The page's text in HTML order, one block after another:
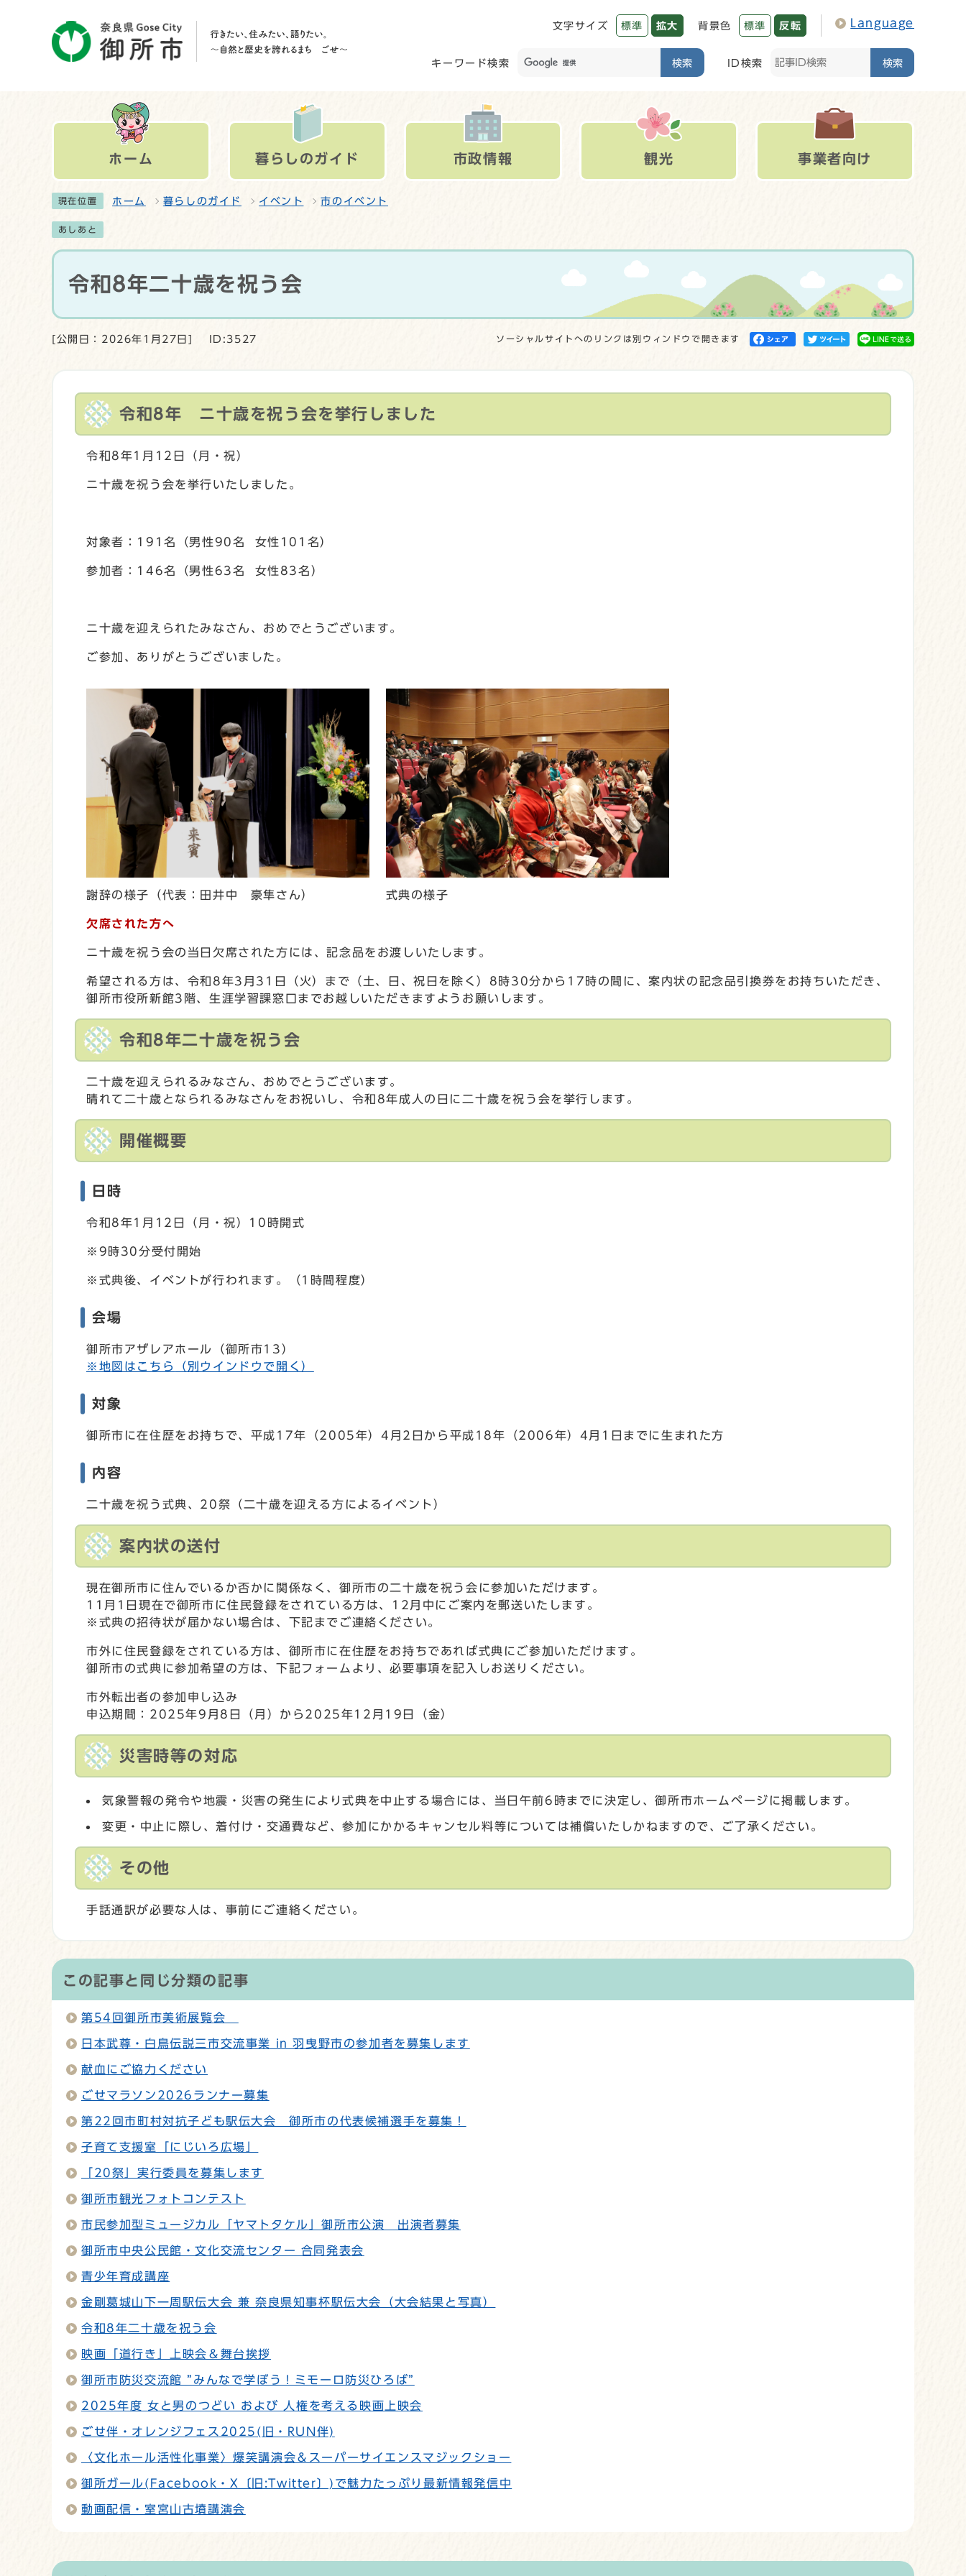
文字サイズ 標準 拡大 背景色 標準 反転 Language
キーワード検索 検索 ID検索 検索
ホーム 暮らしのガイド 市政情報 観光 事業者向け
現在位置 ホーム 暮らしのガイド イベント 市のイベント
あしあと
令和8年二十歳を祝う会
[公開日：2026年1月27日] ID:3527 ソーシャルサイトへのリンクは別ウィンドウで開きます
令和8年 ニ十歳を祝う会を挙行しました
令和8年1月12日（月・祝）
ニ十歳を祝う会を挙行いたしました。
対象者：191名（男性90名 女性101名）
参加者：146名（男性63名 女性83名）
ニ十歳を迎えられたみなさん、おめでとうございます。
ご参加、ありがとうございました。
謝辞の様子（代表：田井中 豪隼さん） 式典の様子
欠席された方へ
ニ十歳を祝う会の当日欠席された方には、記念品をお渡しいたします。
希望される方は、令和8年3月31日（火）まで（土、日、祝日を除く）8時30分から17時の間に、案内状の記念品引換券をお持ちいただき、
御所市役所新館3階、生涯学習課窓口までお越しいただきますようお願いします。
令和8年二十歳を祝う会
二十歳を迎えられるみなさん、おめでとうございます。
晴れて二十歳となられるみなさんをお祝いし、令和8年成人の日に二十歳を祝う会を挙行します。
開催概要
日時
令和8年1月12日（月・祝）10時開式
※9時30分受付開始
※式典後、イベントが行われます。（1時間程度）
会場
御所市アザレアホール（御所市13）
※地図はこちら
（別ウインドウで開く）
対象
御所市に在住歴をお持ちで、平成17年（2005年）4月2日から平成18年（2006年）4月1日までに生まれた方
内容
二十歳を祝う式典、20祭（二十歳を迎える方によるイベント）
案内状の送付
現在御所市に住んでいるか否かに関係なく、御所市の二十歳を祝う会に参加いただけます。
11月1日現在で御所市に住民登録をされている方は、12月中にご案内を郵送いたします。
※式典の招待状が届かない場合は、下記までご連絡ください。
市外に住民登録をされている方は、御所市に在住歴をお持ちであれば式典にご参加いただけます。
御所市の式典に参加希望の方は、下記フォームより、必要事項を記入しお送りください。
市外転出者の参加申し込み
申込期間：2025年9月8日（月）から2025年12月19日（金）
災害時等の対応
気象警報の発令や地震・災害の発生により式典を中止する場合には、当日午前6時までに決定し、御所市ホームページに掲載します。
変更・中止に際し、着付け・交通費など、参加にかかるキャンセル料等については補償いたしかねますので、ご了承ください。
その他
手話通訳が必要な人は、事前にご連絡ください。
この記事と同じ分類の記事
第54回御所市美術展覧会
日本武尊・白鳥伝説三市交流事業 in 羽曳野市の参加者を募集します
献血にご協力ください
ごせマラソン2026ランナー募集
第22回市町村対抗子ども駅伝大会 御所市の代表候補選手を募集！
子育て支援室「にじいろ広場」
「20祭」実行委員を募集します
御所市観光フォトコンテスト
市民参加型ミュージカル「ヤマトタケル」御所市公演 出演者募集
御所市中央公民館・文化交流センター 合同発表会
青少年育成講座
金剛葛城山下一周駅伝大会 兼 奈良県知事杯駅伝大会（大会結果と写真）
令和8年二十歳を祝う会
映画「道行き」上映会＆舞台挨拶
御所市防災交流館 ”みんなで学ぼう！ミモーロ防災ひろば”
2025年度 女と男のつどい および 人権を考える映画上映会
ごせ伴・オレンジフェス2025(旧・RUN伴)
〈文化ホール活性化事業〉爆笑講演会＆スーパーサイエンスマジックショー
御所ガール(Facebook・X〔旧:Twitter〕)で魅力たっぷり最新情報発信中
動画配信・室宮山古墳講演会